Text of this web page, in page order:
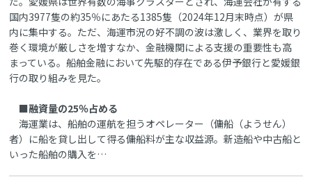
国内3977隻の約35％にあたる1385隻（2024年12月末時点）が県
内に集中する。ただ、海運市況の好不調の波は激しく、業界を取り
巻く環境が厳しさを増すなか、金融機関による支援の重要性も高
まっている。船舶金融において先駆的存在である伊予銀行と愛媛銀
行の取り組みを見た。
■融資量の25％占める
海運業は、船舶の運航を担うオペレーター（傭船（ようせん）
者）に船を貸し出して得る傭船料が主な収益源。新造船や中古船と
いった船舶の購入を…